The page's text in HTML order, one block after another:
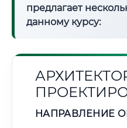
предлагает
данному курсу:
НАПРАВЛЕНИЕ